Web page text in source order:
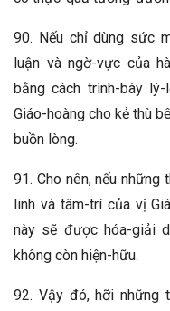
90. Nếu chỉ dùng sức
luận và ngờ-vực của
bằng cách trình-bày
Giáo-hoàng cho kẻ thù
buồn lòng.
91. Cho nên, nếu
linh và tâm-trí của vị
này sẽ được hóa-giải
không còn hiện-hữu.
92. Vậy đó, hỡi những